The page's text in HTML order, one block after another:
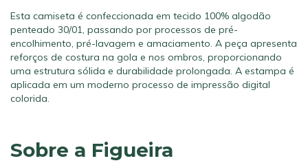
Esta camiseta é confeccionada em tecido 100% algodão
penteado 30/01, passando por processos de pré-
encolhimento, pré-lavagem e amaciamento. A peça apresenta
reforços de costura na gola e nos ombros, proporcionando
uma estrutura sólida e durabilidade prolongada. A estampa é
aplicada em um moderno processo de impressão digital
colorida.
Sobre a Figueira